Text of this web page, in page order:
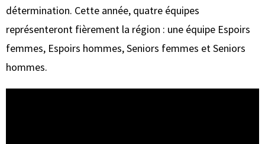
détermination. Cette année, quatre équipes
représenteront fièrement la région : une équipe Espoirs
femmes, Espoirs hommes, Seniors femmes et Seniors
hommes.